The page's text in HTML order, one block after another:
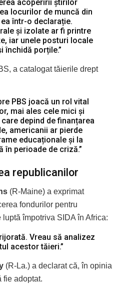
acoperirii știrilor
locurilor de muncă din
într-o declarație.
și izolate ar fi printre
iar unele posturi locale
închidă porțile.”
a catalogat tăierile drept
PBS joacă un rol vital
mai ales cele mici și
depind de finanțarea
americanii ar pierde
educaționale și la
în perioade de criză.”
republicanilor
(R-Maine) a exprimat
fondurilor pentru
împotriva SIDA în Africa:
Vreau să analizez
acestor tăieri.”
(R-La.) a declarat că, în opinia
fie adoptat.